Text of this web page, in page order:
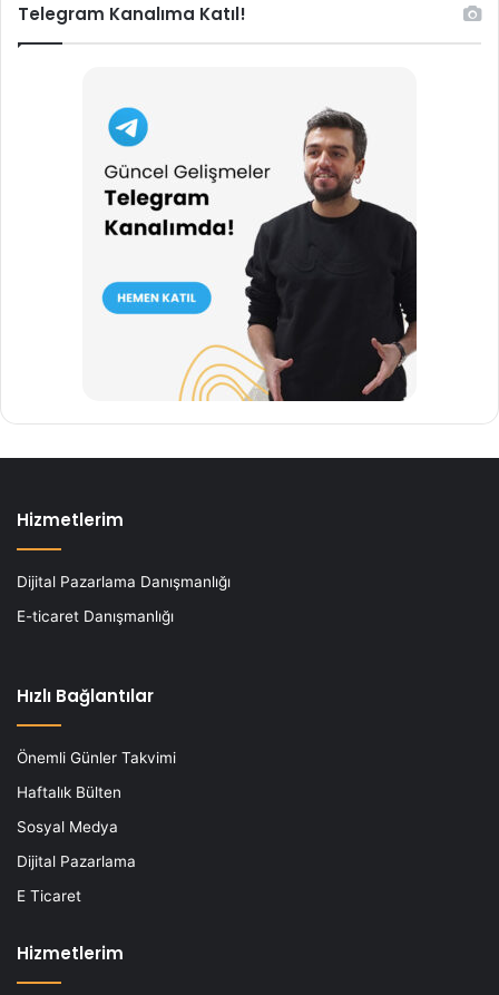
Telegram Kanalıma Katıl!
Hizmetlerim
Dijital Pazarlama Danışmanlığı
E-ticaret Danışmanlığı
Hızlı Bağlantılar
Önemli Günler Takvimi
Haftalık Bülten
Sosyal Medya
Dijital Pazarlama
E Ticaret
Hizmetlerim